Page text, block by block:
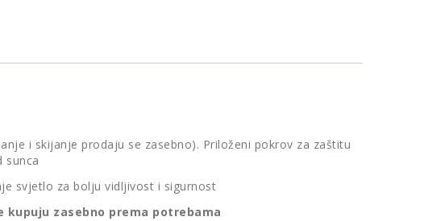
i skijanje prodaju se zasebno). Priloženi pokrov za zaštitu
sunca
svjetlo za bolju vidljivost i sigurnost
zasebno prema potrebama